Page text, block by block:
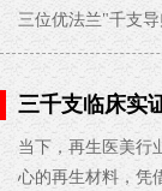
三位优法兰"千支
三千支临床实
2026-07-24
当下，再生医美行
心的再生材料，凭